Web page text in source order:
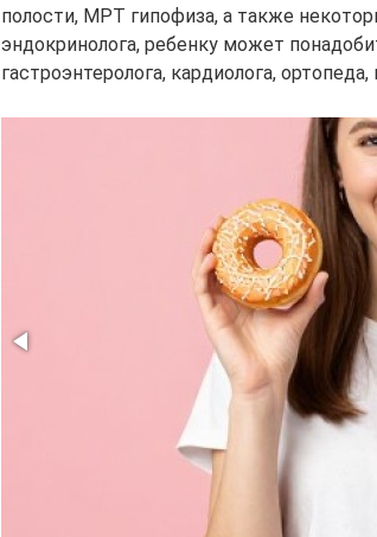
полости, МРТ гипофиза, а также
эндокринолога, ребенку может
гастроэнтеролога, кардиолога,